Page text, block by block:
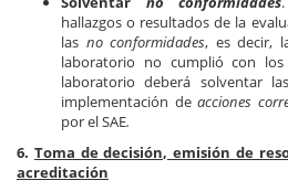
hallazgos o resultados de la
las no conformidades, es decir,
laboratorio no cumplió con
laboratorio deberá solventar
implementación deacciones
por el SAE.
6. Toma de decisión, emisión de
acreditación